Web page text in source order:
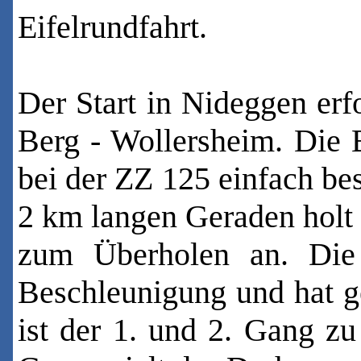
Eifelrundfahrt.
Der Start in Nideggen
Berg - Wollersheim. Die
bei der ZZ 125 einfach
2 km langen Geraden
zum Überholen an.
Beschleunigung und hat
ist der 1. und 2. Gang